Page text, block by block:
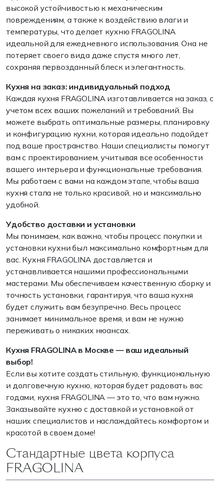
высокой устойчивостью к механическим
повреждениям, а также к воздействию влаги и
температуры, что делает кухню FRAGOLINA
идеальной для ежедневного использования. Она не
потеряет своего вида даже спустя много лет,
сохраняя первозданный блеск и элегантность.
Кухня на заказ: индивидуальный подход
Каждая кухня FRAGOLINA изготавливается на заказ, с
учетом всех ваших пожеланий и требований. Вы
можете выбрать оптимальные размеры, планировку
и конфигурацию кухни, которая идеально подойдет
под ваше пространство. Наши специалисты помогут
вам с проектированием, учитывая все особенности
вашего интерьера и функциональные требования.
Мы работаем с вами на каждом этапе, чтобы ваша
кухня стала не только красивой, но и максимально
удобной.
Удобство доставки и установки
Мы понимаем, как важно, чтобы процесс покупки и
установки кухни был максимально комфортным для
вас. Кухня FRAGOLINA доставляется и
устанавливается нашими профессиональными
мастерами. Мы обеспечиваем качественную сборку и
точность установки, гарантируя, что ваша кухня
будет служить вам безупречно. Весь процесс
занимает минимальное время, и вам не нужно
переживать о никаких нюансах.
Кухня FRAGOLINA в Москве — ваш идеальный
выбор!
Если вы хотите создать стильную, функциональную
и долговечную кухню, которая будет радовать вас
годами, кухня FRAGOLINA — это то, что вам нужно.
Заказывайте кухню с доставкой и установкой от
наших специалистов и наслаждайтесь комфортом и
красотой в своем доме!
Стандартные цвета корпуса
FRAGOLINA